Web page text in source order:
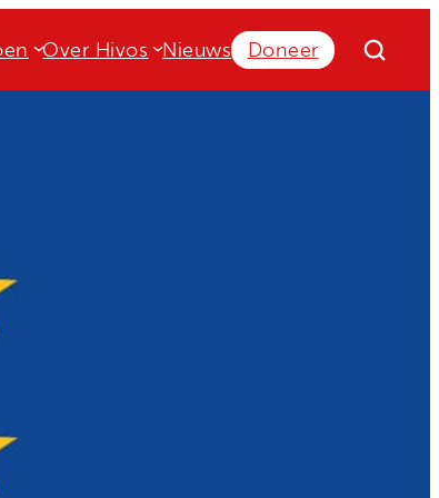
Over Hivos Nieuws Doneer